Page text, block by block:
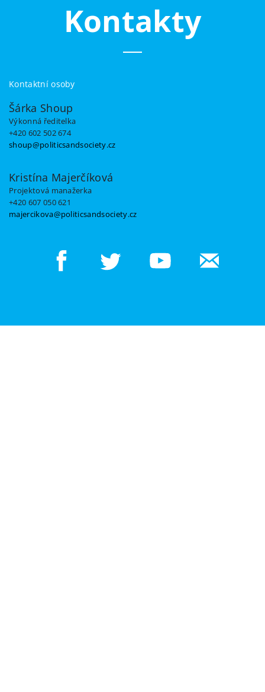
Kontakty
Kontaktní osoby
Šárka Shoup
Výkonná ředitelka
+420 602 502 674
shoup@politicsandsociety.cz
Kristína Majerčíková
Projektová manažerka
+420 607 050 621
majercikova@politicsandsociety.cz